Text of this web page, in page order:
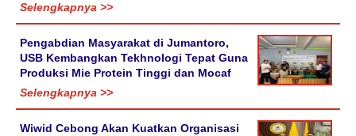
Selengkapnya >>
Pengabdian Masyarakat di Jumantoro,
USB Kembangkan Tekhnologi Tepat Guna
Produksi Mie Protein Tinggi dan Mocaf
Selengkapnya >>
Wiwid Cebong Akan Kuatkan Organisasi